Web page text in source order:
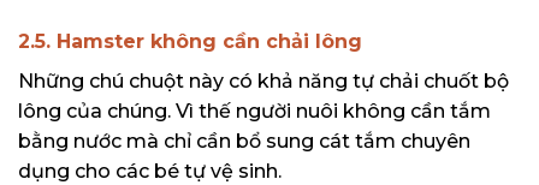
2.5. Hamster không cần chải lông
Những chú chuột này có khả năng tự chải chuốt bộ
lông của chúng. Vì thế người nuôi không cần tắm
bằng nước mà chỉ cần bổ sung cát tắm chuyên
dụng cho các bé tự vệ sinh.